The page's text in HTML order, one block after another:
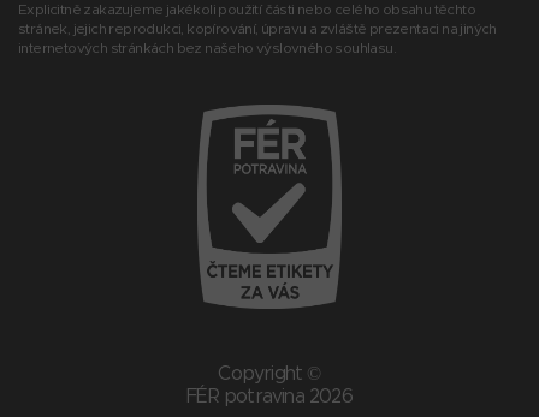
Explicitně zakazujeme jakékoli použití části nebo celého obsahu těchto
stránek, jejich reprodukci, kopírování, úpravu a zvláště prezentaci na jiných
internetových stránkách bez našeho výslovného souhlasu.
Copyright ©
FÉR potravina 2026